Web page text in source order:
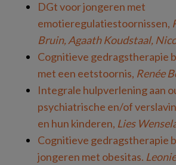
DGt voor jongeren met
emotieregulatiestoornissen,
Bruin, Agaath Koudstaal,
Cognitieve gedragstherapie
met een eetstoornis, Renée
Integrale hulpverlening aan
psychiatrische en/of
en hun kinderen, Lies
Cognitieve gedragstherapie
jongeren met obesitas.